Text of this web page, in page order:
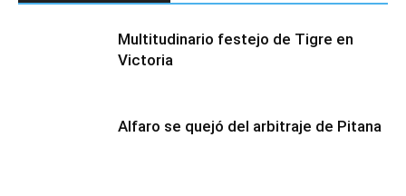
Multitudinario festejo de Tigre en
Victoria
Alfaro se quejó del arbitraje de Pitana